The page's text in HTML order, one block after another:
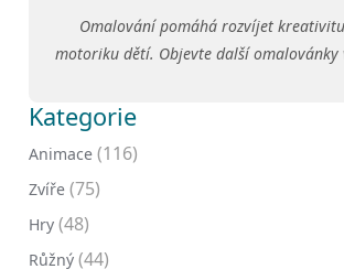
Omalování pomáhá rozvíjet
motoriku dětí. Objevte další omalovánky
Kategorie
Animace (116)
Zvíře (75)
Hry (48)
Růžný (44)